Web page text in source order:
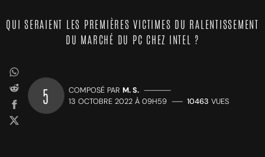
QUI SERAIENT LES PREMIÈRES VICTIMES DU RALENTISSEMENT
DU MARCHÉ DU PC CHEZ INTEL ?
5 COMPOSÉ PAR M. S. —————
13 OCTOBRE 2022 À 09H59 —— 10463 VUES